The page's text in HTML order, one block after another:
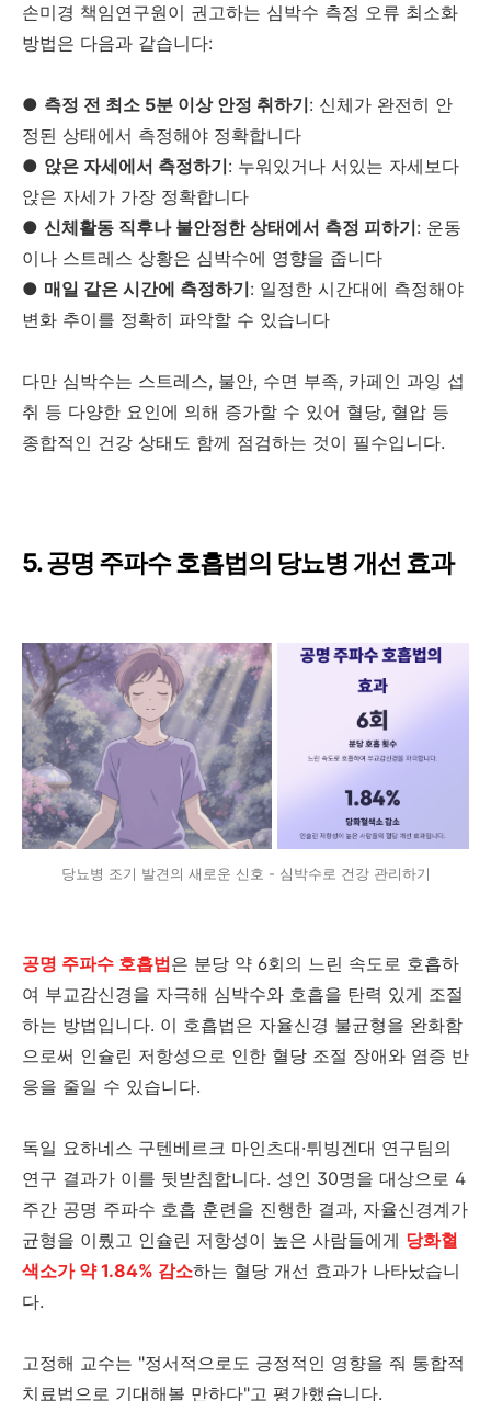
손미경 책임연구원이 권고하는 심박수 측정 오류 최소화
방법은 다음과 같습니다:
● 측정 전 최소 5분 이상 안정 취하기: 신체가 완전히 안
정된 상태에서 측정해야 정확합니다
● 앉은 자세에서 측정하기: 누워있거나 서있는 자세보다
앉은 자세가 가장 정확합니다
● 신체활동 직후나 불안정한 상태에서 측정 피하기: 운동
이나 스트레스 상황은 심박수에 영향을 줍니다
● 매일 같은 시간에 측정하기: 일정한 시간대에 측정해야
변화 추이를 정확히 파악할 수 있습니다
다만 심박수는 스트레스, 불안, 수면 부족, 카페인 과잉 섭
취 등 다양한 요인에 의해 증가할 수 있어 혈당, 혈압 등
종합적인 건강 상태도 함께 점검하는 것이 필수입니다.
5. 공명 주파수 호흡법의 당뇨병 개선 효과
당뇨병 조기 발견의 새로운 신호 - 심박수로 건강 관리하기
공명 주파수 호흡법은 분당 약 6회의 느린 속도로 호흡하
여 부교감신경을 자극해 심박수와 호흡을 탄력 있게 조절
하는 방법입니다. 이 호흡법은 자율신경 불균형을 완화함
으로써 인슐린 저항성으로 인한 혈당 조절 장애와 염증 반
응을 줄일 수 있습니다.
독일 요하네스 구텐베르크 마인츠대·튀빙겐대 연구팀의
연구 결과가 이를 뒷받침합니다. 성인 30명을 대상으로 4
주간 공명 주파수 호흡 훈련을 진행한 결과, 자율신경계가
균형을 이뤘고 인슐린 저항성이 높은 사람들에게 당화혈
색소가 약 1.84% 감소하는 혈당 개선 효과가 나타났습니
다.
고정해 교수는 "정서적으로도 긍정적인 영향을 줘 통합적
치료법으로 기대해볼 만하다"고 평가했습니다.